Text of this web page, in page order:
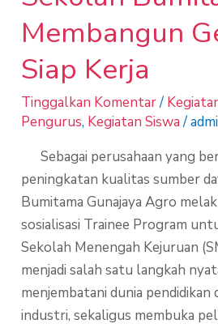
Membangun
Siap Kerja
Tinggalkan Komentar/
Pengurus, Kegiatan Siswa/
Sebagai perusahaan yang
peningkatan kualitas sumber
Bumitama Gunajaya Agro
sosialisasi Trainee Program
Sekolah Menengah Kejuruan
menjadi salah satu langkah
menjembatani dunia pendidikan
industri, sekaligus membuka